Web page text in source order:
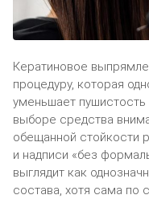
Кератиновое
процедуру, которая
уменьшает пушистость
выборе средства
обещанной стойкости
и надписи «без
выглядит как
состава, хотя сама по